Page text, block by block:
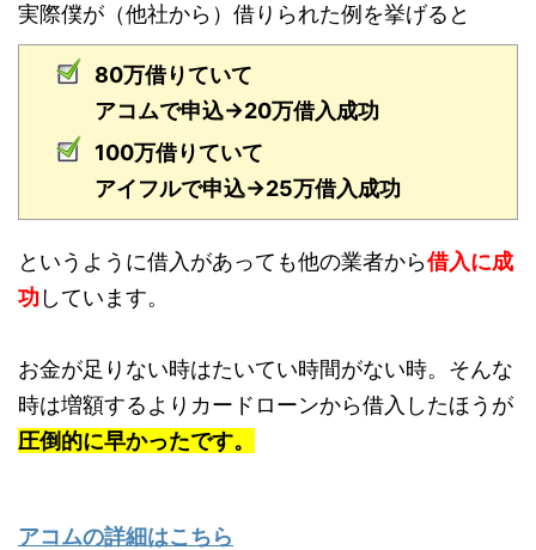
実際僕が（他社から）借りられた例を挙げると
80万借りていて
アコムで申込→20万借入成功
100万借りていて
アイフルで申込→25万借入成功
というように借入があっても他の業者から借入に成
功しています。
お金が足りない時はたいてい時間がない時。そんな
時は増額するよりカードローンから借入したほうが
圧倒的に早かったです。
アコムの詳細はこちら